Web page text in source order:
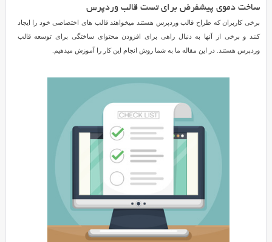
ساخت دموی پیشفرض برای تست قالب وردپرس
برخی کاربران که طراح قالب وردپرس هستند میخواهند قالب های اختصاصی خود را ایجاد
کنند و برخی از آنها به دنبال راهی برای افزودن محتوای ساختگی برای توسعه قالب
وردپرس هستند. در این مقاله ما به شما روش انجام این کار را آموزش میدهیم.